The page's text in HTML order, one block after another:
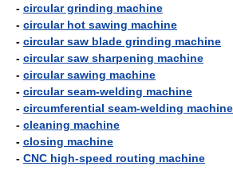
- circular grinding machine
- circular hot sawing machine
- circular saw blade grinding machine
- circular saw sharpening machine
- circular sawing machine
- circular seam-welding machine
- circumferential seam-welding machine
- cleaning machine
- closing machine
- CNC high-speed routing machine